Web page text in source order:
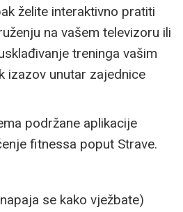
želite interaktivno pratiti
na vašem televizoru ili
treninga vašim
izazov unutar zajednice
podržane aplikacije
fitnessa poput Strave.
se kako vježbate)